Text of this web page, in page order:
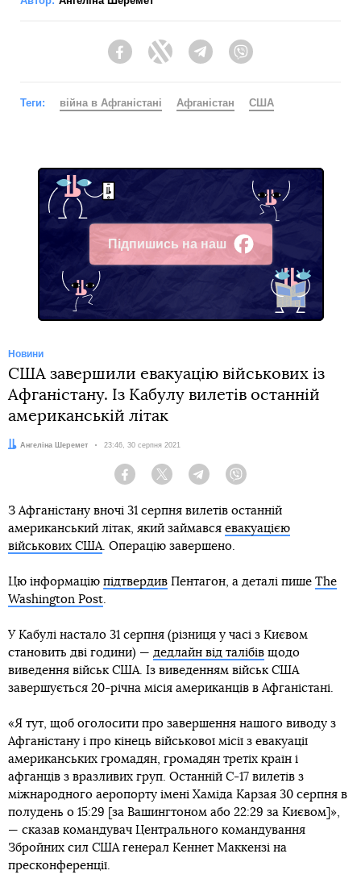
FacebookTwitter Telegram
Теги: війна в Афганістані Афганістан США
Підпишись на наш
Facebook
Новини
США завершили евакуацію військових із
Афганістану. Із Кабулу вилетів останній
американській літак
Автор:
Ангеліна Шеремет Дата:
23:46, 30 серпня 2021
Facebook Twitter Telegram
З Афганістану вночі 31 серпня вилетів останній
американський літак, який займався евакуацією
військових США. Операцію завершено.
Цю інформацію підтвердив Пентагон, а деталі пише The
Washington Post.
У Кабулі настало 31 серпня (різниця у часі з Києвом
становить дві години) — дедлайн від талібів щодо
виведення військ США. Із виведенням військ США
завершується 20-річна місія американців в Афганістані.
«Я тут, щоб оголосити про завершення нашого виводу з
Афганістану і про кінець військової місії з евакуації
американських громадян, громадян третіх країн і
афганців з вразливих груп. Останній C-17 вилетів з
міжнародного аеропорту імені Хаміда Карзая 30 серпня в
полудень о 15:29 [за Вашингтоном або 22:29 за Києвом]»,
— сказав командувач Центрального командування
Збройних сил США генерал Кеннет Маккензі на
пресконференції.